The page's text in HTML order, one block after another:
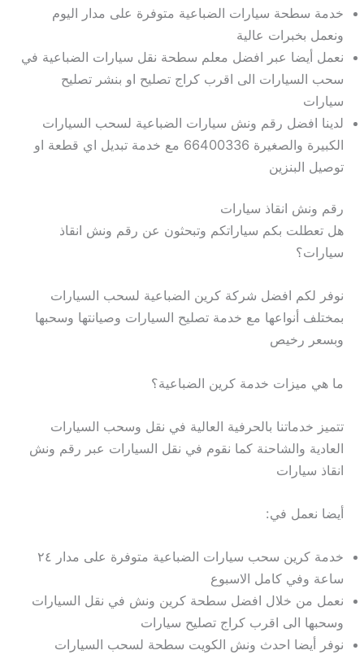
خدمة سطحة سيارات الضباعية متوفرة على مدار اليوم
ونعمل بخبرات عالية
نعمل أيضا عبر افضل معلم سطحة نقل سيارات الضباعية في
سحب السيارات الى اقرب كراج تصليح او بنشر تصليح
سيارات
لدينا افضل رقم ونش سيارات الضباعية لسحب السيارات
الكبيرة والصغيرة 66400336 مع خدمة تبديل اي قطعة او
توصيل البنزين
رقم ونش انقاذ سيارات
هل تعطلت بكم سياراتكم وتبحثون عن رقم ونش انقاذ
سيارات؟
نوفر لكم افضل شركة كرين الضباعية لسحب السيارات
بمختلف أنواعها مع خدمة تصليح السيارات وصيانتها وسحبها
وبسعر رخيص
ما هي ميزات خدمة كرين الضباعية؟
تتميز خدماتنا بالحرفية العالية في نقل وسحب السيارات
العادية والشاحنة كما نقوم في نقل السيارات عبر رقم ونش
انقاذ سيارات
أيضا نعمل في:
خدمة كرين سحب سيارات الضباعية متوفرة على مدار ٢٤
ساعة وفي كامل الاسبوع
نعمل من خلال افضل سطحة كرين ونش في نقل السيارات
وسحبها الى اقرب كراج تصليح سيارات
نوفر أيضا احدث ونش الكويت سطحة لسحب السيارات